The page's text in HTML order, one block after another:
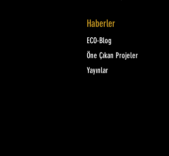
Haberler
ECO-Blog
Öne Çıkan Projeler
Yayınlar